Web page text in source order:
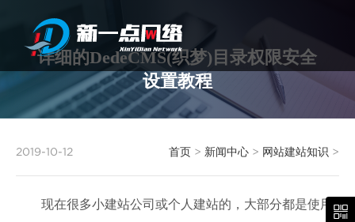
详细的DedeCMS(织梦)目录权限安全
设置教程
2019-10-12 首页 > 新闻中心 > 网站建站知识 >
现在很多小建站公司或个人建站的，大部分都是使用 